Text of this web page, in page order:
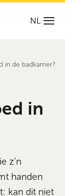
NL
in de badkamer?
in
z’n
handen
kan dit niet